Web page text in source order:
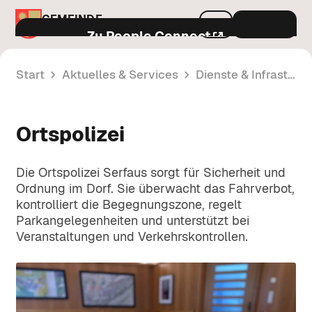
Zu People Connect
Amtstafel
amtliche Mitteilungen der Gemeinde.
Neuigkeiten
Aktuelle Informationen und Mitteilungen
Veranstaltungen
Gemeindeamt & Politik
Politik & Entscheidungsträger
Infos zu Bürgermeister, Gemeinderat
und den politischen Gremien.
Rechtsvorschriften und Regelungen der
Gemeinde Serfaus im Überblick.
Leben in Serfaus
Verkehr & Mobilität
Alle Infos zu Parken, FloMobil,
öffentlichem Verkehr und
Verkehrsregelungen in Serfaus.
Bauen & Umwelt
A-Z
Öffnungszeiten
Kontakt
GEMEINDE
SERFAUS
Start Aktuelles & Services Dienste & Infrastruktur
Ortspolizei
Die Ortspolizei Serfaus sorgt für Sicherheit und
Ordnung im Dorf. Sie überwacht das Fahrverbot,
kontrolliert die Begegnungszone, regelt
Parkangelegenheiten und unterstützt bei
Veranstaltungen und Verkehrskontrollen.